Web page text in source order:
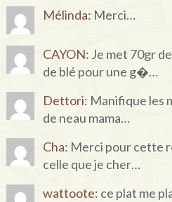
Mélinda: Merci…
CAYON: Je met 70gr
de blé pour une g�…
Dettori: Manifique les
de neau mama…
Cha: Merci pour cette
celle que je cher…
wattoote: ce plat me